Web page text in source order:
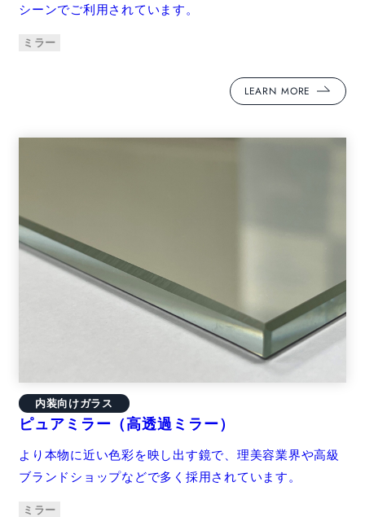
シーンでご利用されています。
ミラー
LEARN MORE
ピュアミラー（高透過ミラー）
内装向けガラス
より本物に近い色彩を映し出す鏡で、理美容業界や高級
ブランドショップなどで多く採用されています。
ミラー